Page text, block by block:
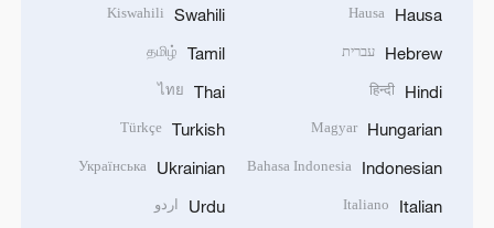
Hausa
Hausa
Hebrew עברית
Hindi
हिन्दी
Hungarian
Magyar
Indonesian
Bahasa Indonesia
Italian
Italiano
Swahili
Kiswahili
Tamil
தமிழ்
Thai
ไทย
Turkish
Türkçe
Ukrainian
Українська
Urdu اردو